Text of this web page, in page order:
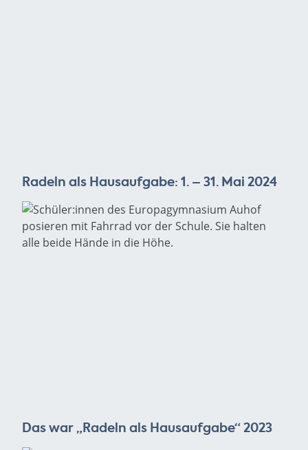
Radeln als Hausaufgabe: 1. – 31. Mai 2024
Das war „Radeln als Hausaufgabe“ 2023